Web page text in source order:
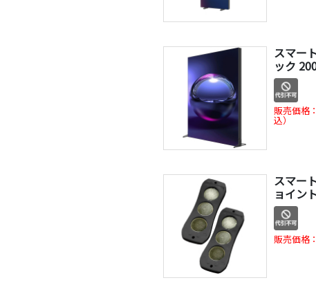
スマー
ック
販売価格：
込）
スマー
ョイン
販売価格：